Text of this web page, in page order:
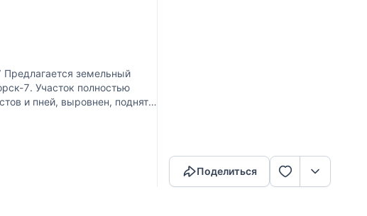
земельный
7. Участок полностью
и пней, выровнен, поднят
Поделиться